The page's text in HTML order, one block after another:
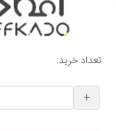
تعداد خرید:
+